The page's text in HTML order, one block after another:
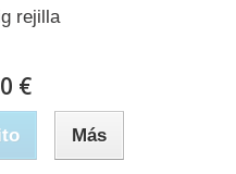
rejilla
€
Más